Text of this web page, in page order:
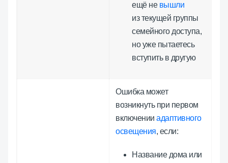
ещё не вышли
из текущей группы
семейного доступа,
но уже пытаетесь
вступить в другую
Ошибка может
возникнуть при первом
включенииадаптивного
освещения, если:
Название дома или